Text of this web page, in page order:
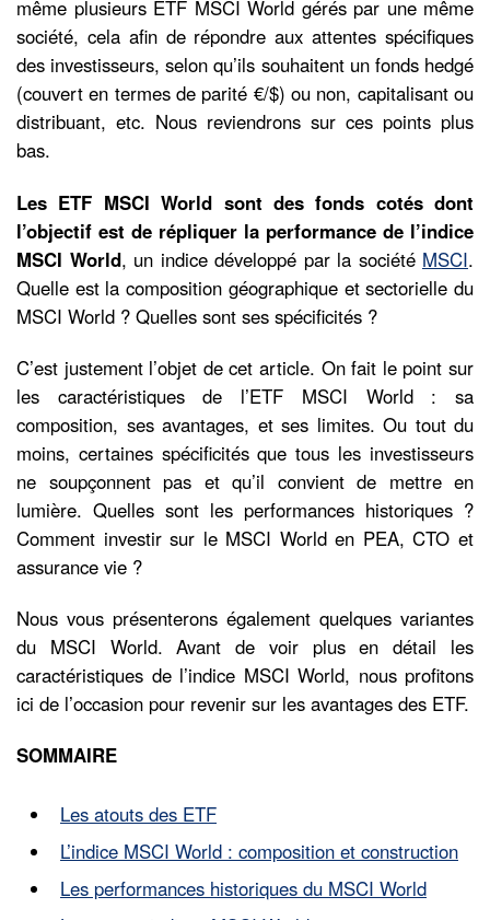
même plusieurs ETF MSCI World gérés par une même
société, cela afin de répondre aux attentes spécifiques
des investisseurs, selon qu’ils souhaitent un fonds hedgé
(couvert en termes de parité €/$) ou non, capitalisant ou
distribuant, etc. Nous reviendrons sur ces points plus
bas.
Les ETF MSCI World sont des fonds cotés dont
l’objectif est de répliquer la performance de l’indice
MSCI World, un indice développé par la société MSCI.
Quelle est la composition géographique et sectorielle du
MSCI World ? Quelles sont ses spécificités ?
C’est justement l’objet de cet article. On fait le point sur
les caractéristiques de l’ETF MSCI World : sa
composition, ses avantages, et ses limites. Ou tout du
moins, certaines spécificités que tous les investisseurs
ne soupçonnent pas et qu’il convient de mettre en
lumière. Quelles sont les performances historiques ?
Comment investir sur le MSCI World en PEA, CTO et
assurance vie ?
Nous vous présenterons également quelques variantes
du MSCI World. Avant de voir plus en détail les
caractéristiques de l’indice MSCI World, nous profitons
ici de l’occasion pour revenir sur les avantages des ETF.
SOMMAIRE
Les atouts des ETF
L’indice MSCI World : composition et construction
Les performances historiques du MSCI World